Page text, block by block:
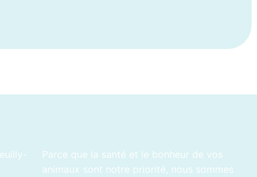
Parce que la santé et le bonheur de vos
animaux sont notre priorité, nous sommes